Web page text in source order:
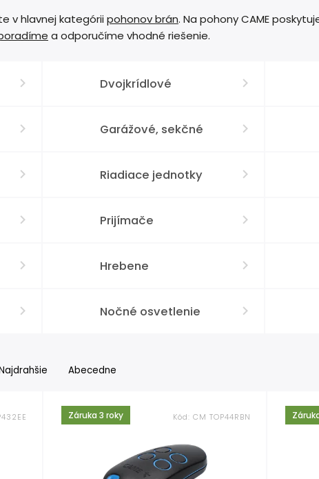
v hlavnej kategóriipohonov brán. Na pohony CAME
a odporučíme vhodné riešenie.
Dvojkrídlové
Garážové, sekčné
Riadiace jednotky
Prijímače
Hrebene
Nočné osvetlenie
Abecedne
Záruka 3 roky Kód: CM TOP44RBN